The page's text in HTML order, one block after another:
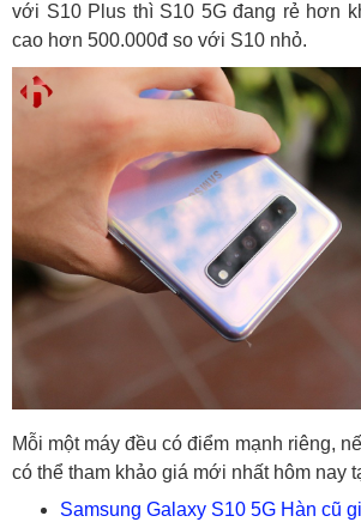
với S10 Plus thì S10 5G đang rẻ hơn
cao hơn 500.000đ so với S10 nhỏ.
Mỗi một máy đều có điểm mạnh riêng,
có thể tham khảo giá mới nhất hôm nay
Samsung Galaxy S10 5G Hàn cũ